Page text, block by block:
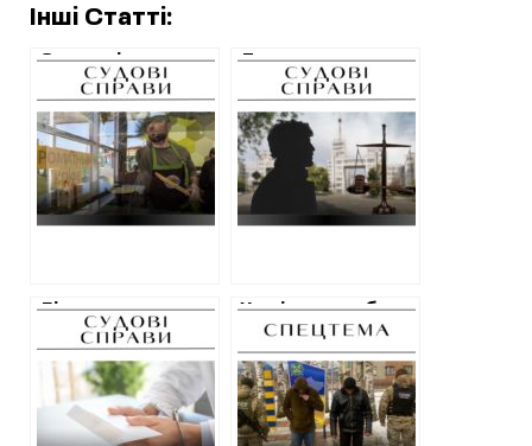
Інші Статті:
Суд виніс
умовний вирок
харків’янину, який
оприлюднював
місця видачі
повісток
Два роки умовно
— вирок адміну
Телеграм-канала
про вручення
повісток у
Харкові
Лікаря
Мереф’янської
лікарні, який
обіцяв
військовозобов’язаному
“обмежену
Хто і як заробляє
на “ухилянтах” у
Харкові:
військкоми,
адвокати,
медики,